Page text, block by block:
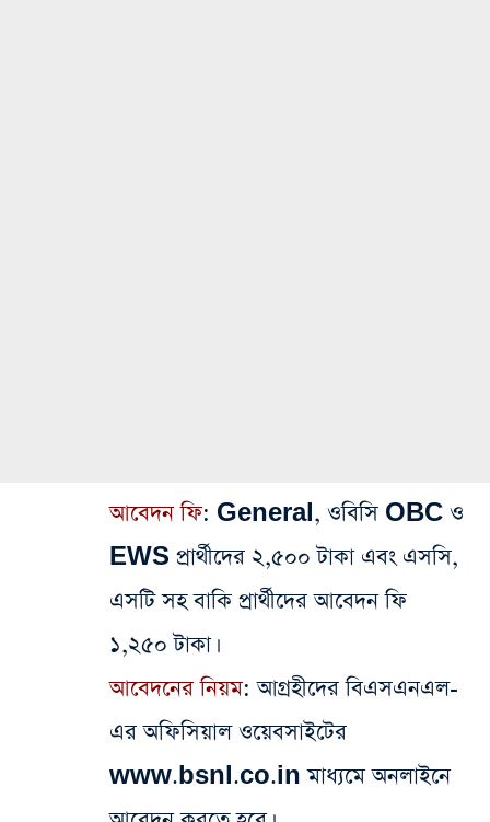
আবেদন ফি: General, ওবিসি OBC ও
EWS প্রার্থীদের ২,৫০০ টাকা এবং এসসি,
এসটি সহ বাকি প্রার্থীদের আবেদন ফি
১,২৫০ টাকা।
আবেদনের নিয়ম: আগ্রহীদের বিএসএনএল-
এর অফিসিয়াল ওয়েবসাইটের
www.bsnl.co.in মাধ্যমে অনলাইনে